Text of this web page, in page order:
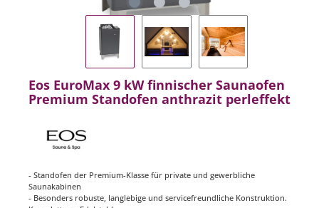
Eos EuroMax 9 kW finnischer Saunaofen
Premium Standofen anthrazit perleffekt
- Standofen der Premium-Klasse für private und gewerbliche
Saunakabinen
- Besonders robuste, langlebige und servicefreundliche Konstruktion.